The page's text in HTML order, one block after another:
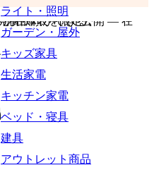
ライト・照明
ガーデン・屋外
キッズ家具
生活家電
キッチン家電
ベッド・寝具
建具
アウトレット商品